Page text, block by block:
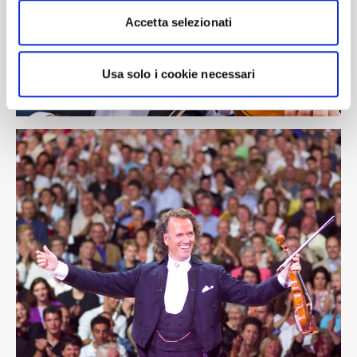
Utilizziamo i cookie per personalizzare contenuti ed
analizzare il nostro traffico. Condividiamo inoltre
informazioni sul modo in cui utilizza il nostro sito con i
nostri partner che si occupano di analisi dei dati web,
pubblicità e social media, i quali potrebbero combinarle
con altre informazioni che ha fornito loro o che hanno
raccolto dal suo utilizzo dei loro servizi.
Accetta selezionati
Usa solo i cookie necessari